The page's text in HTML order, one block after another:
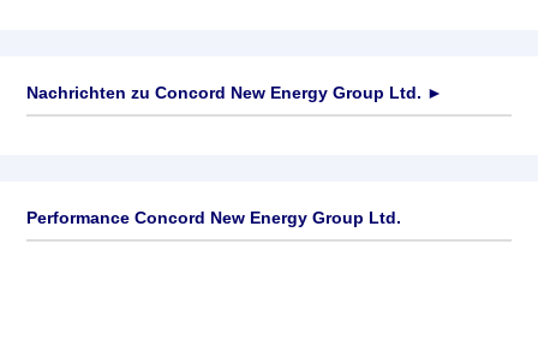
Nachrichten zu Concord New Energy Group Ltd. ►
Performance Concord New Energy Group Ltd.